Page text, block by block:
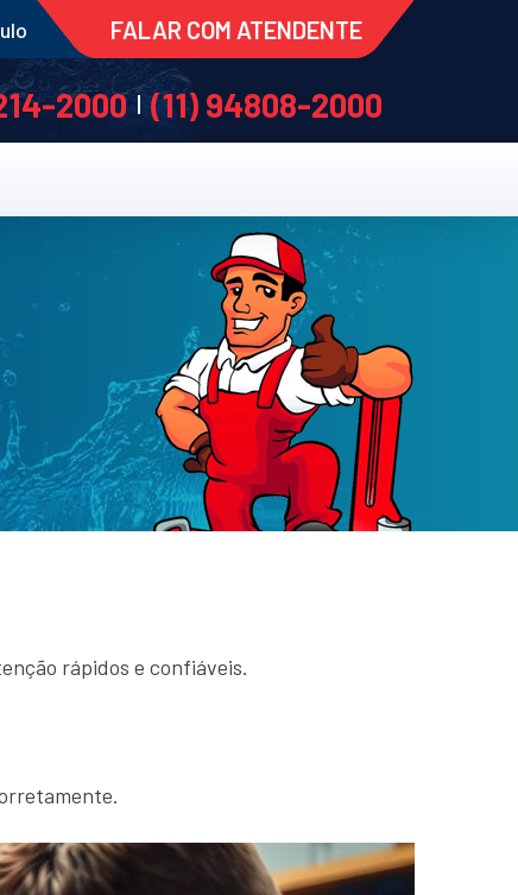
FALAR COM ATENDENTE
2000|(11) 94808-2000
rápidos e confiáveis.